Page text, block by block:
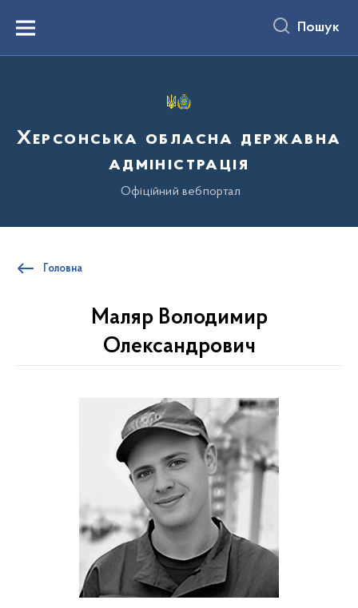
вмістуMenu Пошук
Херсонська обласна державна
адміністрація
Офіційний вебпортал
Головна
Маляр Володимир
Олександрович